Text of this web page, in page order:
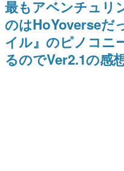
ゲームの企画
名作ゲームクリ
聞きし、ヒット
きます。
赫本
この物語を解い
ScottGamesとの共同開発、
事だけでなくステージショーや
没入型のホラー体験も楽しめ
最もアベンチュリ
のはHoYoverseだ
イル』のピノコニ
るのでVer2.1の感